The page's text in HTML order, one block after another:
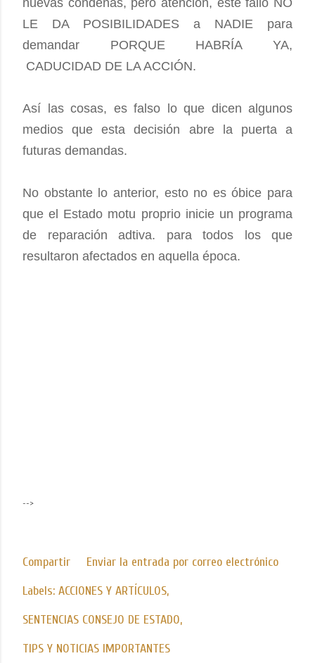
nuevas condenas, pero atención, estefallo NO
LE DA POSIBILIDADES a NADIE para
demandar PORQUE HABRÍA YA,
CADUCIDAD DE LA ACCIÓN.
Así las cosas, es falso lo que dicen algunos
medios que esta decisión abre la puerta a
futuras demandas.
No obstante lo anterior, esto no es óbice para
que el Estado motu proprio inicie un programa
de reparación adtiva. para todos los que
resultaron afectados en aquella época.
-->
Compartir
Enviar la entrada por correo electrónico
Labels: ACCIONES Y ARTÍCULOS
SENTENCIAS CONSEJO DE ESTADO
TIPS Y NOTICIAS IMPORTANTES